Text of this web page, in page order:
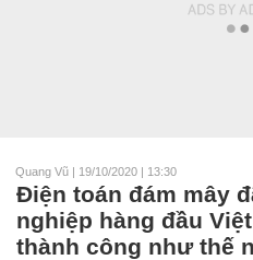
Quang Vũ | 19/10/2020 | 13:30
Điện toán đám mây
nghiệp hàng đầu
thành công như thế